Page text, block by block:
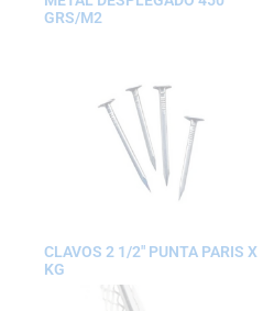
GRS/M2
CLAVOS 2 1/2″ PUNTA PARIS X
KG